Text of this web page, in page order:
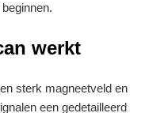
werkt
sterk magneetveld en
een gedetailleerd